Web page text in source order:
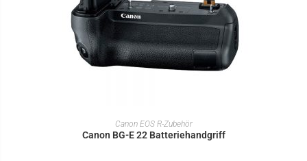
IN DEN WARENKORB
Canon EOS R-Zubehör
Canon BG-E 22 Batteriehandgriff